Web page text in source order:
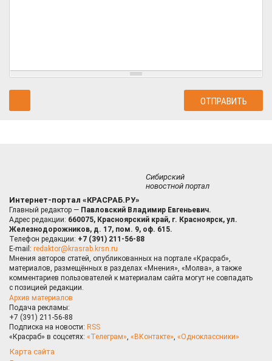
Сибирский
новостной портал
Интернет-портал «КРАСРАБ.РУ»
Главный редактор — Павловский Владимир Евгеньевич.
Адрес редакции: 660075, Красноярский край, г. Красноярск, ул.
Железнодорожников, д. 17, пом. 9, оф. 615.
Телефон редакции: +7 (391) 211-56-88
E-mail: redaktor@krasrab.krsn.ru
Мнения авторов статей, опубликованных на портале «Красраб»,
материалов, размещённых в разделах «Мнения», «Молва», а также
комментариев пользователей к материалам сайта могут не совпадать
с позицией редакции.
Архив материалов
Подача рекламы:
+7 (391) 211-56-88
Подписка на новости: RSS
«Красраб» в соцсетях: «Телеграм», «ВКонтакте», «Одноклассники»
Карта сайта